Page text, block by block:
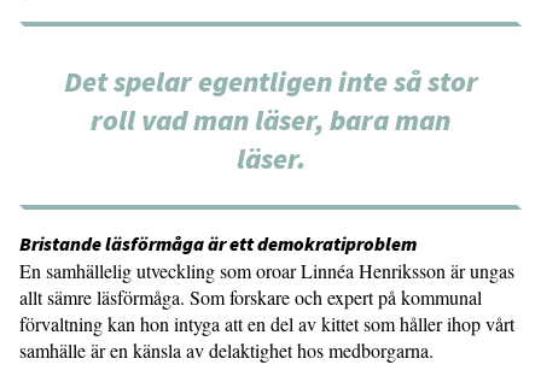
Det spelar egentligen inte så stor
roll vad man läser, bara man
läser.
Bristande läsförmåga är ett demokratiproblem
En samhällelig utveckling som oroar Linnéa Henriksson är ungas
allt sämre läsförmåga. Som forskare och expert på kommunal
förvaltning kan hon intyga att en del av kittet som håller ihop vårt
samhälle är en känsla av delaktighet hos medborgarna.